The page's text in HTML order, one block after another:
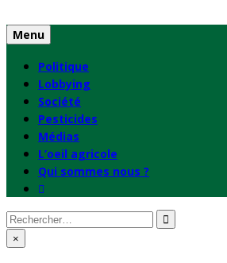
to
content
Menu
Politique
Lobbying
Société
Pesticides
Médias
L’oeil agricole
Qui sommes nous ?
Rechercher
: ×